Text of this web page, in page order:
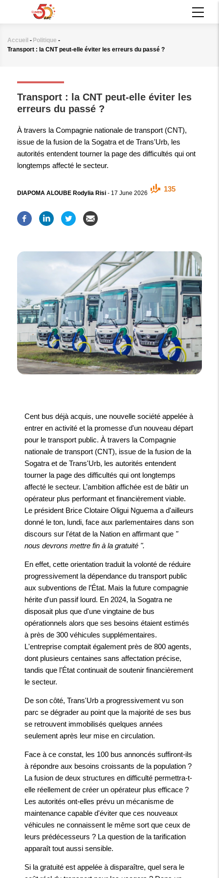
principal
Fil
Accueil - Politique -
Transport : la CNT peut-elle éviter les erreurs du passé ?
Transport : la CNT peut-elle éviter les
erreurs du passé ?
À travers la Compagnie nationale de transport (CNT),
issue de la fusion de la Sogatra et de Trans'Urb, les
autorités entendent tourner la page des difficultés qui ont
longtemps affecté le secteur.
DIAPOMA ALOUBE Rodylia Risi - 17 June 2026
135
Cent bus déjà acquis, une nouvelle société appelée à
entrer en activité et la promesse d'un nouveau départ
pour le transport public. À travers la Compagnie
nationale de transport (CNT), issue de la fusion de la
Sogatra et de Trans'Urb, les autorités entendent
tourner la page des difficultés qui ont longtemps
affecté le secteur. L’ambition affichée est de bâtir un
opérateur plus performant et financièrement viable.
Le président Brice Clotaire Oligui Nguema a d'ailleurs
donné le ton, lundi, face aux parlementaires dans son
discours sur l'état de la Nation en affirmant que "
nous devrons mettre fin à la gratuité ".
En effet, cette orientation traduit la volonté de réduire
progressivement la dépendance du transport public
aux subventions de l’État. Mais la future compagnie
hérite d'un passif lourd. En 2024, la Sogatra ne
disposait plus que d'une vingtaine de bus
opérationnels alors que ses besoins étaient estimés
à près de 300 véhicules supplémentaires.
L'entreprise comptait également près de 800 agents,
dont plusieurs centaines sans affectation précise,
tandis que l'État continuait de soutenir financièrement
le secteur.
De son côté, Trans'Urb a progressivement vu son
parc se dégrader au point que la majorité de ses bus
se retrouvent immobilisés quelques années
seulement après leur mise en circulation.
Face à ce constat, les 100 bus annoncés suffiront-ils
à répondre aux besoins croissants de la population ?
La fusion de deux structures en difficulté permettra-t-
elle réellement de créer un opérateur plus efficace ?
Les autorités ont-elles prévu un mécanisme de
maintenance capable d'éviter que ces nouveaux
véhicules ne connaissent le même sort que ceux de
leurs prédécesseurs ? La question de la tarification
apparaît tout aussi sensible.
Si la gratuité est appelée à disparaître, quel sera le